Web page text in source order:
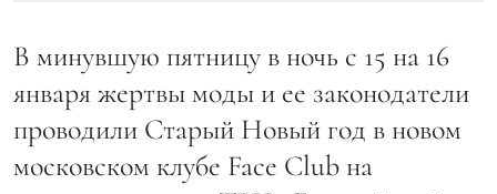
В минувшую пятницу в ночь с 15 на 16
января жертвы моды и ее законодатели
проводили Старый Новый год в новом
московском клубе Face Club на